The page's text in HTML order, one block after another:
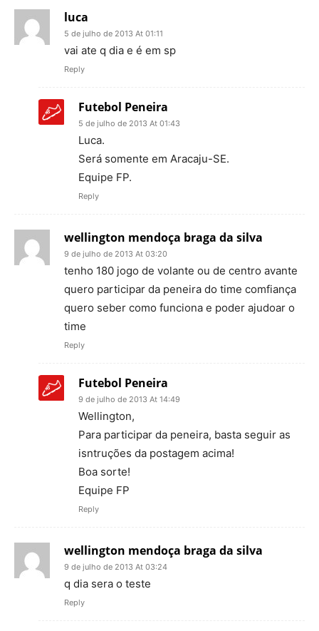
luca
5 de julho de 2013 At 01:11
vai ate q dia e é em sp
Reply
Futebol Peneira
5 de julho de 2013 At 01:43
Luca.
Será somente em Aracaju-SE.
Equipe FP.
Reply
wellington mendoça braga da silva
9 de julho de 2013 At 03:20
tenho 180 jogo de volante ou de centro avante
quero participar da peneira do time comfiança
quero seber como funciona e poder ajudoar o
time
Reply
Futebol Peneira
9 de julho de 2013 At 14:49
Wellington,
Para participar da peneira, basta seguir as
isntruções da postagem acima!
Boa sorte!
Equipe FP
Reply
wellington mendoça braga da silva
9 de julho de 2013 At 03:24
q dia sera o teste
Reply